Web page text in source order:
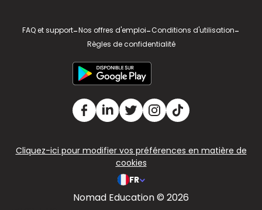
FAQ et support-Nos offres d'emploi-Conditions d'utilisation-
Règles de confidentialité
Cliquez-ici pour modifier vos préférences en matière de
cookies
FR
Nomad Education © 2026